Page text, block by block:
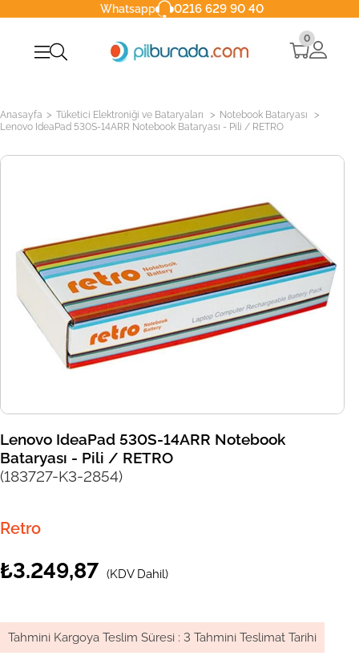
Whatsapp 0216 629 90 40
0
Anasayfa > Tüketici Elektroniği ve Bataryaları > Notebook Bataryası >
Lenovo IdeaPad 530S-14ARR Notebook Bataryası - Pili / RETRO
Lenovo IdeaPad 530S-14ARR Notebook
Bataryası - Pili / RETRO
(183727-K3-2854)
Retro
₺3.249,87 (KDV Dahil)
Tahmini Kargoya Teslim Süresi : 3 Tahmini Teslimat Tarihi